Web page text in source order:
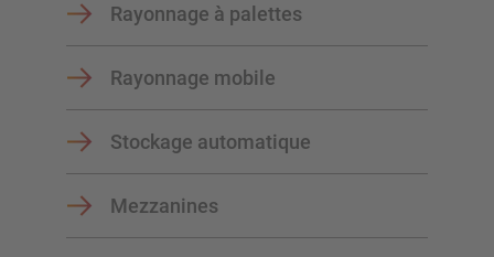
Rayonnage à palettes
Rayonnage mobile
Stockage automatique
Mezzanines